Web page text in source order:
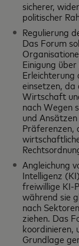
sicherer,
politischer
Regulierung
Das Forum
Einigung
Erleichterung
einsetzen,
Wirtschaft
nach Wegen
und
Präferenzen,
Angleichung
Intelligenz
freiwillige KI-
während sie
nach
ziehen. Das
koordinieren,
Grundlage